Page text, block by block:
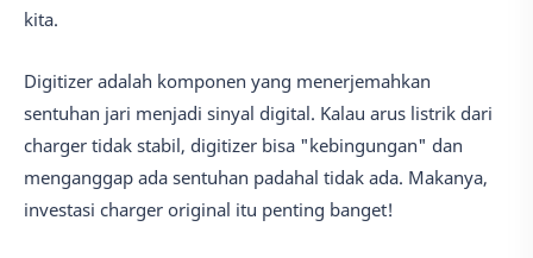
kita.
Digitizer adalah komponen yang menerjemahkan
sentuhan jari menjadi sinyal digital. Kalau arus listrik dari
charger tidak stabil, digitizer bisa "kebingungan" dan
menganggap ada sentuhan padahal tidak ada. Makanya,
investasi charger original itu penting banget!